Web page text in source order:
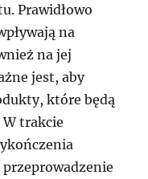
Prawidłowo
na
na jej
jest, aby
które będą
W trakcie